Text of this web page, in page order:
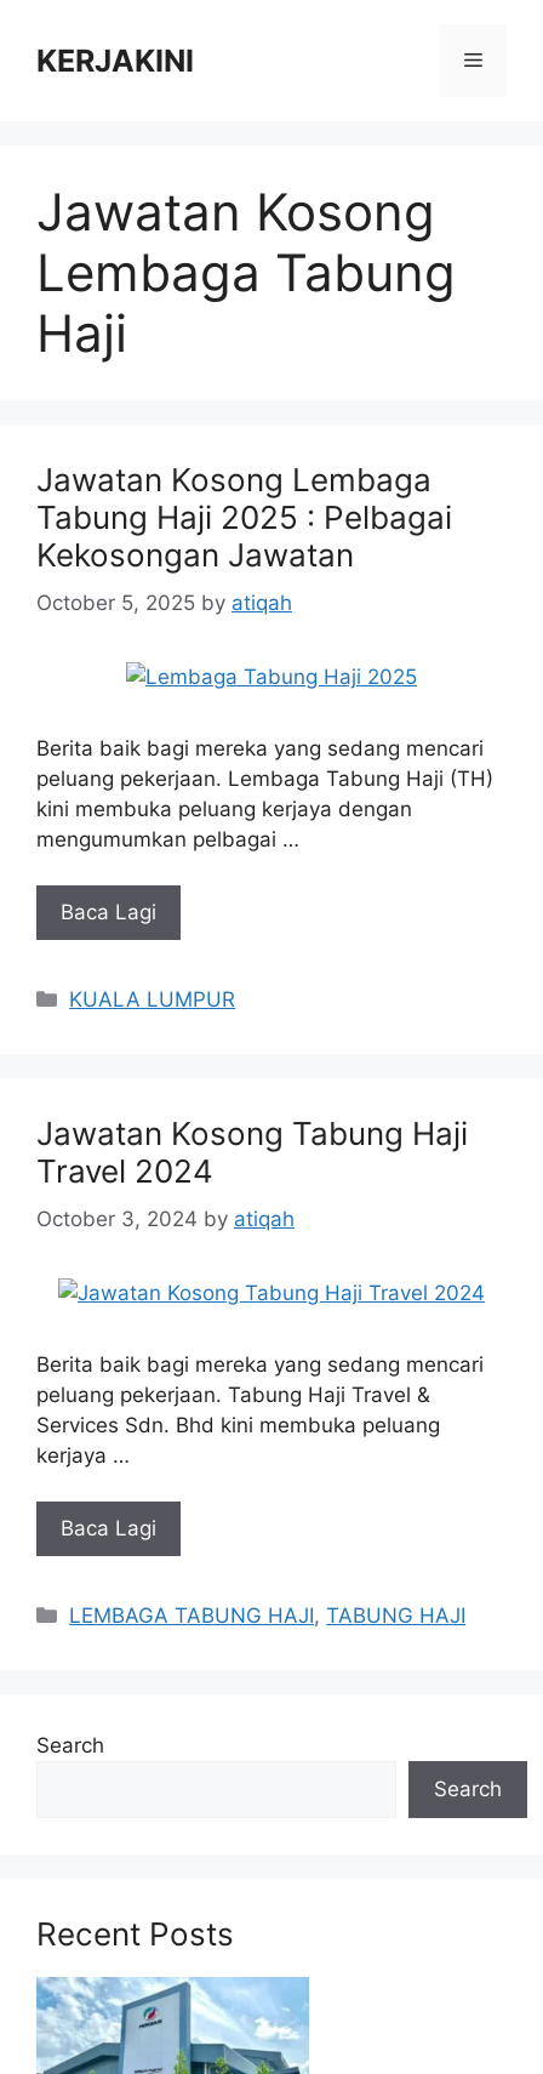
contentKERJAKINI Menu
Jawatan Kosong
Lembaga Tabung
Haji
Jawatan Kosong Lembaga
Tabung Haji 2025 : Pelbagai
Kekosongan Jawatan
October 5, 2025 by atiqah
Berita baik bagi mereka yang sedang mencari
peluang pekerjaan. Lembaga Tabung Haji (TH)
kini membuka peluang kerjaya dengan
mengumumkan pelbagai …
Baca Lagi
Categories
KUALA LUMPUR
Jawatan Kosong Tabung Haji
Travel 2024
October 3, 2024 by atiqah
Berita baik bagi mereka yang sedang mencari
peluang pekerjaan. Tabung Haji Travel &
Services Sdn. Bhd kini membuka peluang
kerjaya …
Baca Lagi
Categories
LEMBAGA TABUNG HAJI,TABUNG HAJI
Search
Search
Recent Posts